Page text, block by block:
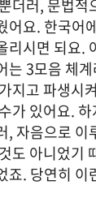
더러, 문법
어요. 한국어
리시면 되요.
는 3모음 체
지고 파생시
가 있어요.
, 자음으로
도 아니었기
죠. 당연히